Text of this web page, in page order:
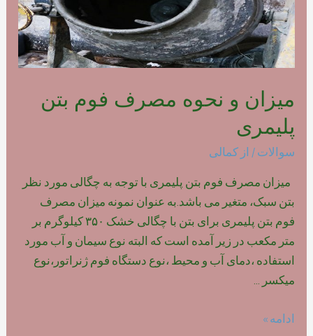
میزان و نحوه مصرف فوم بتن
پلیمری
سوالات / از کمالی
میزان مصرف فوم بتن پلیمری با توجه به چگالی مورد نظر
بتن سبک، متغیر می باشد.به عنوان نمونه میزان مصرف
فوم بتن پلیمری برای بتن با چگالی خشک ۳۵۰ کیلوگرم بر
متر مکعب در زیر آمده است که البته نوع سیمان و آب مورد
استفاده ،دمای آب و محیط ،نوع دستگاه فوم ژنراتور،نوع
میکسر …
میزان
ادامه »